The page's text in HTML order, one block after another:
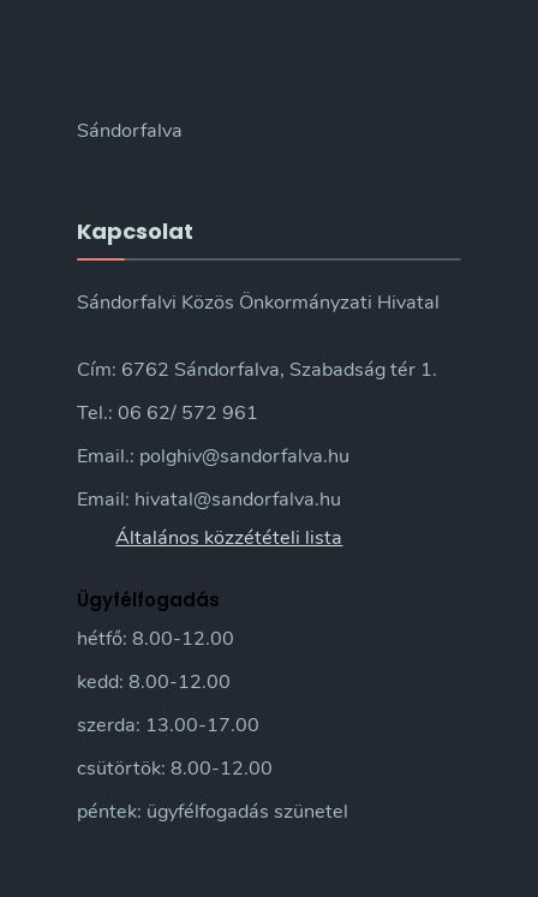
Sándorfalva
Kapcsolat
Sándorfalvi Közös Önkormányzati Hivatal
Cím: 6762 Sándorfalva, Szabadság tér 1.
Tel.: 06 62/ 572 961
Email.: polghiv@sandorfalva.hu
Email: hivatal@sandorfalva.hu
Általános közzétételi lista
Ügyfélfogadás
hétfő: 8.00-12.00
kedd: 8.00-12.00
szerda: 13.00-17.00
csütörtök: 8.00-12.00
péntek: ügyfélfogadás szünetel